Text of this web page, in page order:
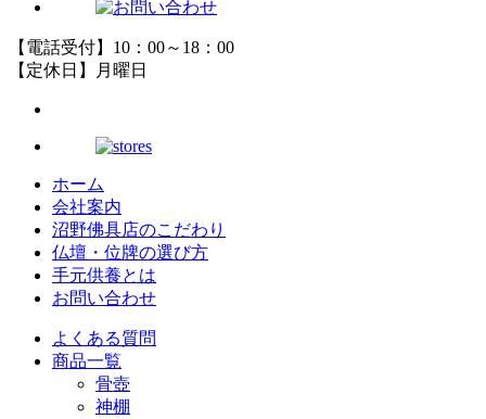
【電話受付】10：00～18：00
【定休日】月曜日
ホーム
会社案内
沼野佛具店のこだわり
仏壇・位牌の選び方
手元供養とは
お問い合わせ
よくある質問
商品一覧
骨壺
神棚